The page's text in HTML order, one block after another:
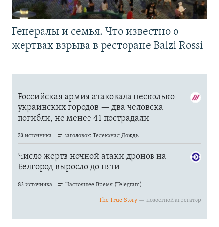
Генералы и семья. Что известно о
жертвах взрыва в ресторане Balzi Rossi